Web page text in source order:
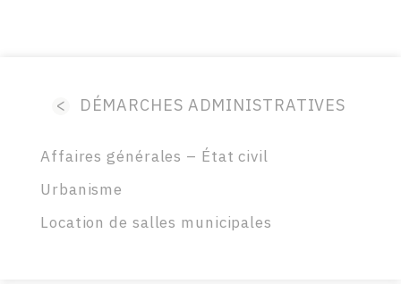
< DÉMARCHES ADMINISTRATIVES
Affaires générales – État civil
Urbanisme
Location de salles municipales